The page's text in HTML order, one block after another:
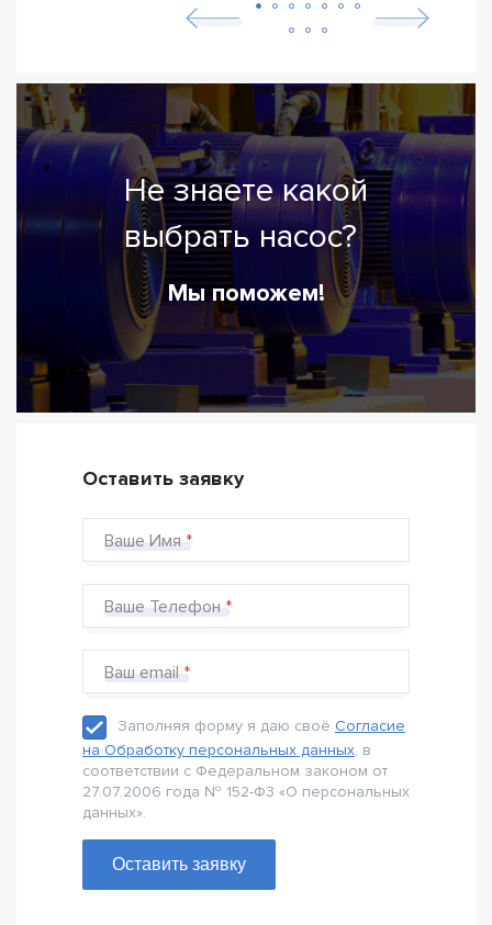
Не знаете какой
выбрать насос?
Мы поможем!
Оставить заявку
Ваше Имя
Ваше Телефон
Ваш email
Заполняя форму я даю своё Согласие
на Обработку персональных данных, в
соответствии с Федеральном законом от
27.07.2006 года № 152-Ф3 «О персональных
данных».
Оставить заявку